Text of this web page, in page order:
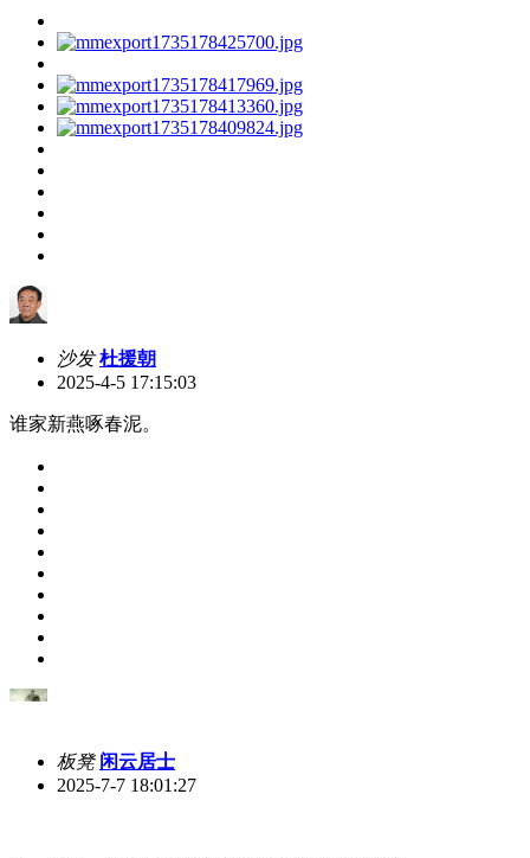
沙发 杜援朝
2025-4-5 17:15:03
谁家新燕啄春泥。
板凳 闲云居士
2025-7-7 18:01:27